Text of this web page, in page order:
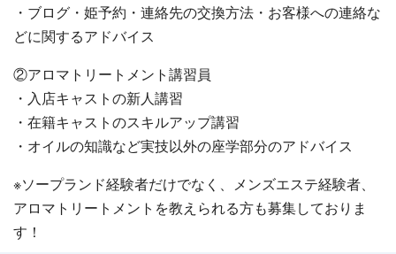
・ブログ・姫予約・連絡先の交換方法・お客様への連絡な
どに関するアドバイス
②アロマトリートメント講習員
・入店キャストの新人講習
・在籍キャストのスキルアップ講習
・オイルの知識など実技以外の座学部分のアドバイス
※ソープランド経験者だけでなく、メンズエステ経験者、
アロマトリートメントを教えられる方も募集しておりま
す！